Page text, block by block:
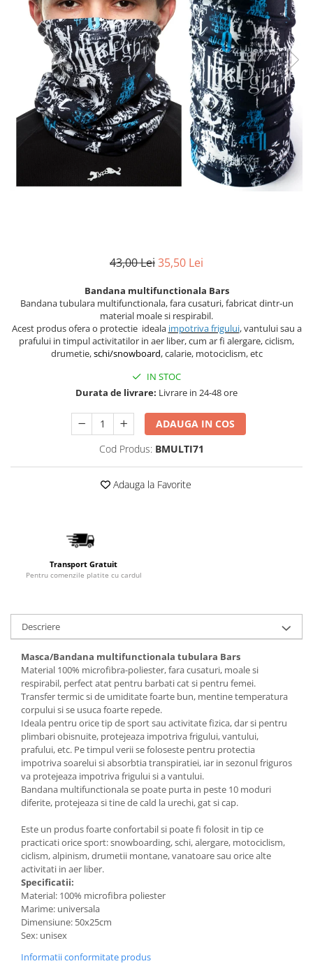
43,00 Lei35,50 Lei
Bandana multifunctionala Bars
Bandana tubulara multifunctionala, fara cusaturi, fabricat dintr-un
material moale si respirabil.
Acest produs ofera o protectie ideala impotriva frigului, vantului sau a
prafului in timpul activitatilor in aer liber, cum ar fi alergare, ciclism,
drumetie,schi/snowboard, calarie, motociclism, etc
IN STOC
Durata de livrare: Livrare in 24-48 ore
ADAUGA IN COS
Cod Produs: BMULTI71
Adauga la Favorite
Transport Gratuit
Pentru comenzile platite cu cardul
Descriere
Masca/Bandana multifunctionala tubulara Bars
Material 100% microfibra-poliester, fara cusaturi, moale si
respirabil, perfect atat pentru barbati cat si pentru femei.
Transfer termic si de umiditate foarte bun, mentine temperatura
corpului si se usuca foarte repede.
Ideala pentru orice tip de sport sau activitate fizica, dar si pentru
plimbari obisnuite, protejeaza impotriva frigului, vantului,
prafului, etc. Pe timpul verii se foloseste pentru protectia
impotriva soarelui si absorbtia transpiratiei, iar in sezonul friguros
va protejeaza impotriva frigului si a vantului.
Bandana multifunctionala se poate purta in peste 10 moduri
diferite, protejeaza si tine de cald la urechi, gat si cap.
Este un produs foarte confortabil si poate fi folosit in tip ce
practicati orice sport: snowboarding, schi, alergare, motociclism,
ciclism, alpinism, drumetii montane, vanatoare sau orice alte
activitati in aer liber.
Specificatii:
Material: 100% microfibra poliester
Marime: universala
Dimensiune: 50x25cm
Sex: unisex
Informatii conformitate produs